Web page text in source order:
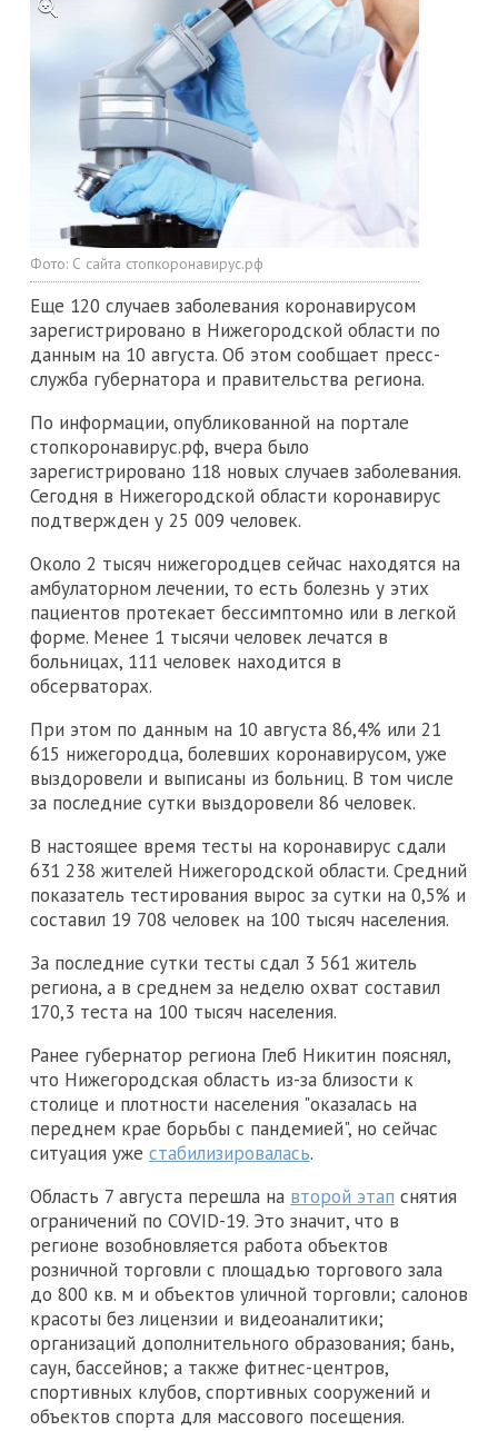
Фото: С сайта стопкоронавирус.рф
Еще 120 случаев заболевания коронавирусом
зарегистрировано в Нижегородской области по
данным на 10 августа. Об этом сообщает пресс-
служба губернатора и правительства региона.
По информации, опубликованной на портале
стопкоронавирус.рф, вчера было
зарегистрировано 118 новых случаев заболевания.
Сегодня в Нижегородской области коронавирус
подтвержден у 25 009 человек.
Около 2 тысяч нижегородцев сейчас находятся на
амбулаторном лечении, то есть болезнь у этих
пациентов протекает бессимптомно или в легкой
форме. Менее 1 тысячи человек лечатся в
больницах, 111 человек находится в
обсерваторах.
При этом по данным на 10 августа 86,4% или 21
615 нижегородца, болевших коронавирусом, уже
выздоровели и выписаны из больниц. В том числе
за последние сутки выздоровели 86 человек.
В настоящее время тесты на коронавирус сдали
631 238 жителей Нижегородской области. Средний
показатель тестирования вырос за сутки на 0,5% и
составил 19 708 человек на 100 тысяч населения.
За последние сутки тесты сдал 3 561 житель
региона, а в среднем за неделю охват составил
170,3 теста на 100 тысяч населения.
Ранее губернатор региона Глеб Никитин пояснял,
что Нижегородская область из-за близости к
столице и плотности населения "оказалась на
переднем крае борьбы с пандемией", но сейчас
ситуация уже стабилизировалась.
Область 7 августа перешла на второй этап снятия
ограничений по COVID-19. Это значит, что в
регионе возобновляется работа объектов
розничной торговли с площадью торгового зала
до 800 кв. м и объектов уличной торговли; салонов
красоты без лицензии и видеоаналитики;
организаций дополнительного образования; бань,
саун, бассейнов; а также фитнес-центров,
спортивных клубов, спортивных сооружений и
объектов спорта для массового посещения.